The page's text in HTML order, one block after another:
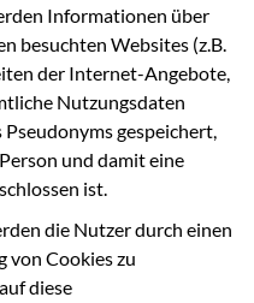
Informationen über
besuchten Websites (z.B.
der Internet-Angebote,
Nutzungsdaten
gespeichert,
und damit eine
ist.
die Nutzer durch einen
von Cookies zu
diese